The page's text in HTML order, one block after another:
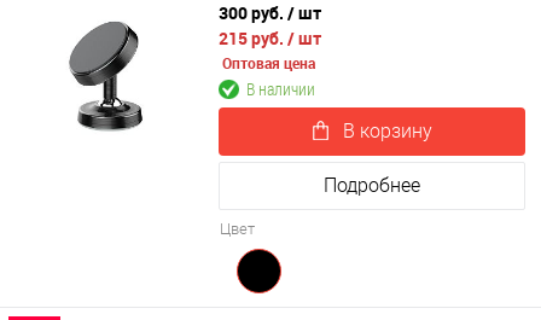
300 руб. / шт
215 руб. / шт
Оптовая цена
В наличии
В корзину
Подробнее
Цвет